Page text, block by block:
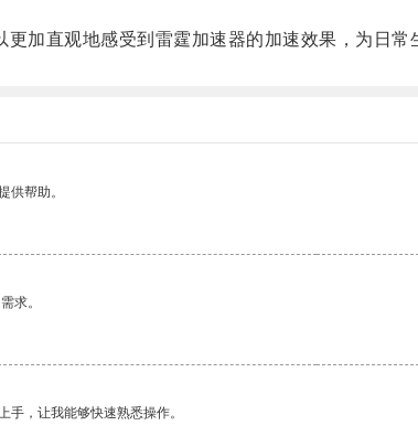
直观地感受到雷霆加速器的加速效果，为日常
供帮助。
求。
，让我能够快速熟悉操作。